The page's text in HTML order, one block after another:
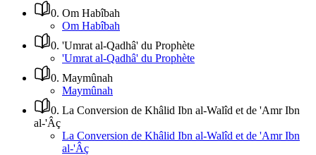
0. Om Habîbah
Om Habîbah
0. 'Umrat al-Qadhâ' du Prophète
'Umrat al-Qadhâ' du Prophète
0. Maymûnah
Maymûnah
0. La Conversion de Khâlid Ibn al-Walîd et de 'Amr Ibn
al-'Âç
La Conversion de Khâlid Ibn al-Walîd et de 'Amr Ibn
al-'Âç